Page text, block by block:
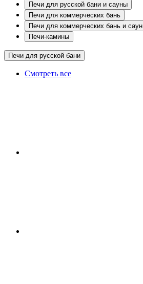
Печи для русской бани и сауны
Печи для коммерческих бань
Печи для коммерческих бань и саун
Печи-камины
Печи для русской бани
Смотреть все